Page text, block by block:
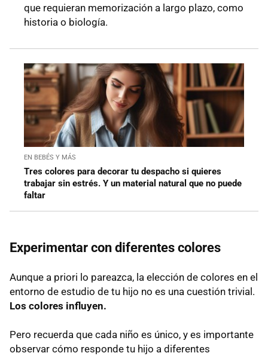
que requieran memorización a largo plazo, como
historia o biología.
EN BEBÉS Y MÁS
Tres colores para decorar tu despacho si quieres
trabajar sin estrés. Y un material natural que no puede
faltar
Experimentar con diferentes colores
Aunque a priori lo pareazca, la elección de colores en el
entorno de estudio de tu hijo no es una cuestión trivial.
Los colores influyen.
Pero recuerda que cada niño es único, y es importante
observar cómo responde tu hijo a diferentes